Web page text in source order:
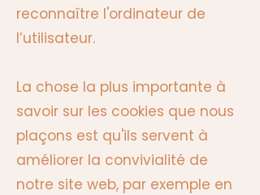
reconnaître l'ordinateur de
l’utilisateur.
La chose la plus importante à
savoir sur les cookies que nous
plaçons est qu'ils servent à
améliorer la convivialité de
notre site web, par exemple en